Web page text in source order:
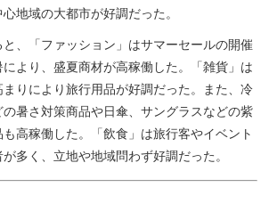
地域の大都市が好調だった。
と、「ファッション」はサマーセールの開催
より、盛夏商材が高稼働した。「雑貨」は
まりにより旅行用品が好調だった。また、冷
の暑さ対策商品や日傘、サングラスなどの紫
高稼働した。「飲食」は旅行客やイベント
多く、立地や地域問わず好調だった。